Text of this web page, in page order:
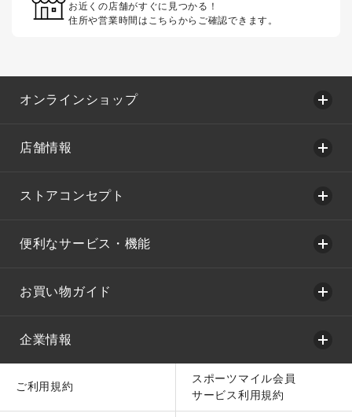
お近くの店舗がすぐに見つかる！
住所や営業時間はこちらからご確認できます。
オンラインショップ
店舗情報
ストアコンセプト
便利なサービス・機能
お買い物ガイド
企業情報
ご利用規約
スポーツマイル会員
サービス利用規約